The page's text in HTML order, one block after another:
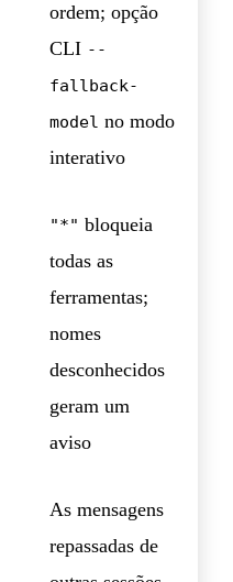
ordem; opção
CLI --
fallback-
model no modo
interativo
"*" bloqueia
todas as
ferramentas;
nomes
desconhecidos
geram um
aviso
As mensagens
repassadas de